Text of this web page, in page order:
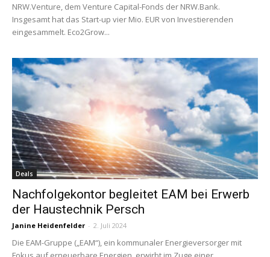
NRW.Venture, dem Venture Capital-Fonds der NRW.Bank.
Insgesamt hat das Start-up vier Mio. EUR von Investierenden
eingesammelt. Eco2Grow...
Deals
Nachfolgekontor begleitet EAM bei Erwerb
der Haustechnik Persch
Janine Heidenfelder - 2. Juli 2024
Die EAM-Gruppe („EAM“), ein kommunaler Energieversorger mit